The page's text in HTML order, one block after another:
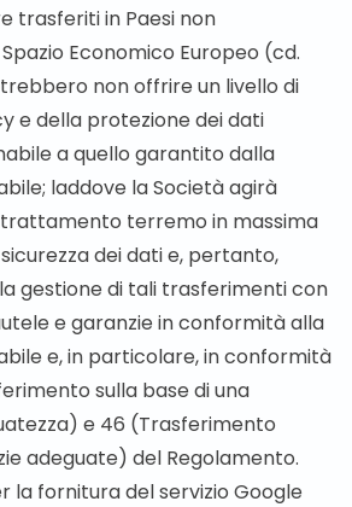
trasferiti in Paesi non
Economico Europeo (cd.
non offrire un livello di
e della protezione dei dati
a quello garantito dalla
laddove la Società agirà
terremo in massima
dei dati e, pertanto,
gestione di tali trasferimenti con
e garanzie in conformità alla
e, in particolare, in conformità
sulla base di una
e 46 (Trasferimento
adeguate) del Regolamento.
la fornitura del servizio Google